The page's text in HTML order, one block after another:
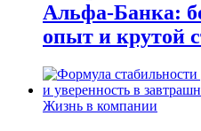
Альфа-Банка:
опыт и крутой
Жизнь в компании